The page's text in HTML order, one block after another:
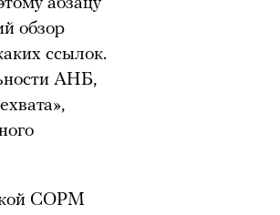
обзор
ссылок.
АНБ,
СОРМ